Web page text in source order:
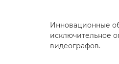
Инновационные
исключительное
видеографов.